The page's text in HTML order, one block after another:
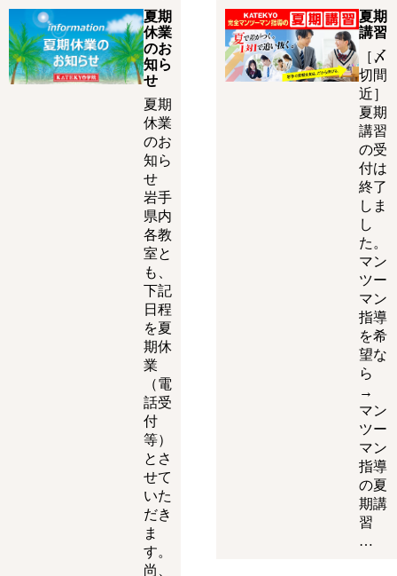
夏期
休業
のお
知ら
せ
夏期
休業
のお
知ら
せ
岩手
県内
各教
室と
も、
下記
日程
を夏
期休
業
（電
話受
付
等）
とさ
せて
いた
だき
ま
す。
尚、
夏期
講習
［〆
切間
近］
夏期
講習
の受
付は
終了
しま
し
た。
マン
ツー
マン
指導
を希
望な
ら
→
マン
ツー
マン
指導
の夏
期講
習
…